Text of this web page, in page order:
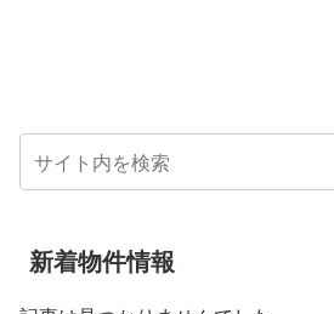
新着物件情報